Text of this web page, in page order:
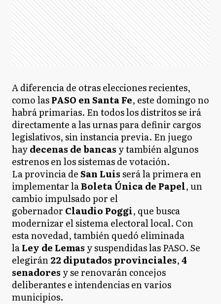
A diferencia de otras elecciones recientes,
como lasPASO en Santa Fe, este domingo no
habrá primarias. En todos los distritos se irá
directamente a las urnas para definir cargos
legislativos, sin instancia previa. En juego
haydecenas de bancasy también algunos
estrenos en los sistemas de votación.
La provincia deSan Luisserá la primera en
implementar laBoleta Única de Papel, un
cambio impulsado por el
gobernador Claudio Poggi, que busca
modernizar el sistema electoral local. Con
esta novedad, también quedó eliminada
laLey de Lemasy suspendidas las PASO. Se
elegirán22 diputados provinciales,4
senadoresy se renovarán concejos
deliberantes e intendencias en varios
municipios.